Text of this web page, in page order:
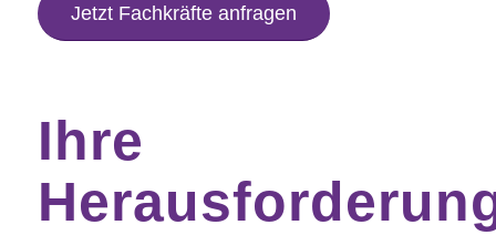
Jetzt Fachkräfte anfragen
Ihre